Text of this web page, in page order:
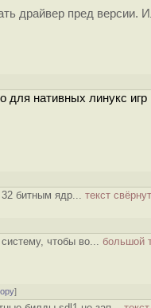
драйвер пред версии.
нативных линукс игр
32 битным ядр... текст
чтобы во... большой
]